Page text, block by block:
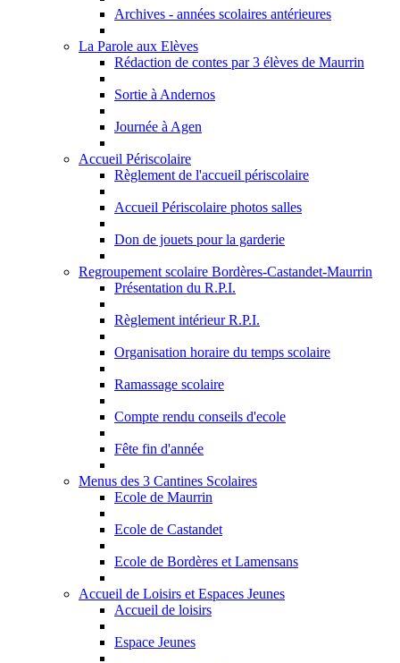
Archives - années scolaires antérieures
La Parole aux Elèves
Rédaction de contes par 3 élèves de Maurrin
Sortie à Andernos
Journée à Agen
Accueil Périscolaire
Règlement de l'accueil périscolaire
Accueil Périscolaire photos salles
Don de jouets pour la garderie
Regroupement scolaire Bordères-Castandet-Maurrin
Présentation du R.P.I.
Règlement intérieur R.P.I.
Organisation horaire du temps scolaire
Ramassage scolaire
Compte rendu conseils d'ecole
Fête fin d'année
Menus des 3 Cantines Scolaires
Ecole de Maurrin
Ecole de Castandet
Ecole de Bordères et Lamensans
Accueil de Loisirs et Espaces Jeunes
Accueil de loisirs
Espace Jeunes